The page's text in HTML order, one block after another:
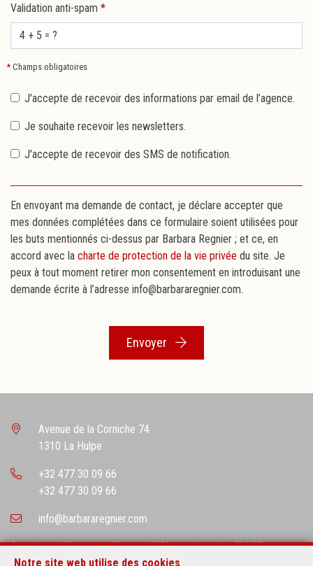
Validation anti-spam *
* Champs obligatoires
J'accepte de recevoir des informations par email de l’agence.
Je souhaite recevoir les newsletters.
J'accepte de recevoir des SMS de notification.
En envoyant ma demande de contact, je déclare accepter que
mes données complétées dans ce formulaire soient utilisées pour
les buts mentionnés ci-dessus par Barbara Regnier ; et ce, en
accord avec la charte de protection de la vie privée du site. Je
peux à tout moment retirer mon consentement en introduisant une
demande écrite à l’adresse info@barbararegnier.com.
Envoyer
Notre site web utilise des cookies
Avenue de la Corniche 74
1310 La Hulpe
+32 477 30 09 66
+32 477 30 09 66
info@barbararegnier.com
Agent Immobilier intermediaire agréé IPI sous le numéro 503.971 en
Belgique